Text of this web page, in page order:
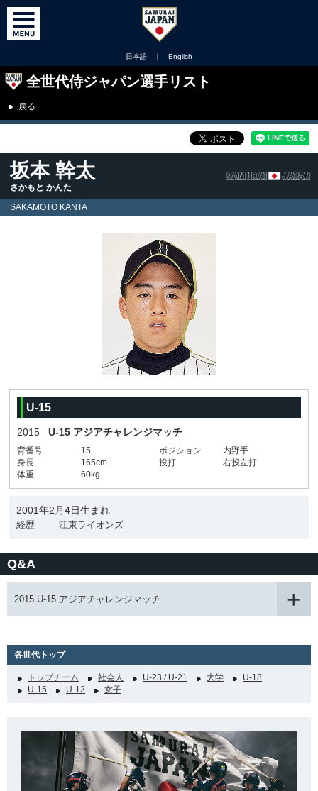
日本語 ｜ English
全世代侍ジャパン選手リスト
戻る
坂本 幹太
さかもと かんた
SAKAMOTO KANTA
U-15
2015 U-15 アジアチャレンジマッチ
背番号 15 ポジション
内野手
身長
165cm 投打
右投左打
体重
60kg
2001年2月4日生まれ
経歴 江東ライオンズ
Q&A
2015 U-15 アジアチャレンジマッチ
各世代トップ
トップチーム 社会人 U-23 / U-21 大学
U-18
U-15
U-12 女子